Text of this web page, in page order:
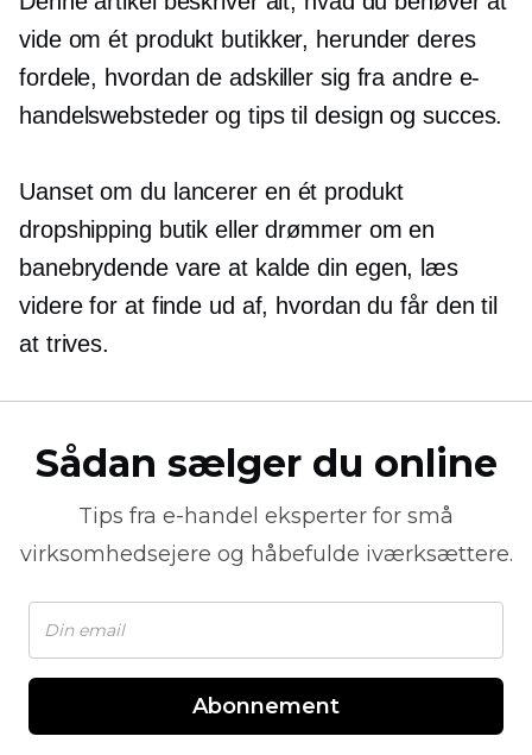
vide omét produkt butikker, herunder deres
fordele, hvordan de adskiller sig fra andre e-
handelswebsteder og tips til design og succes.
Uanset om du lancerer en ét produkt
dropshipping butik eller drømmer om en
banebrydende vare at kalde din egen, læs
videre for at finde ud af, hvordan du får den til
at trives.
Sådan sælger du online
Tips fra e-handel eksperter for små
virksomhedsejere og håbefulde iværksættere.
Abonnement